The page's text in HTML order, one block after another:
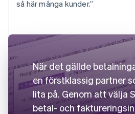
så här många kunder.”
När det gällde
en förstklassig partner
lita på. Genom att välja
betal- och